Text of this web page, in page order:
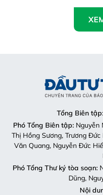
Tổng Biên tập
Phó Tổng Biên tập:Nguyễn
Thị Hồng Sương, Trương
Văn Quang, Nguyễn Đức
Phó Tổng Thư ký tòa soạn:
Dũng,
Nội